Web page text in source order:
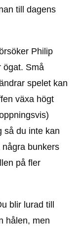
till dagens
Philip
ögat. Små
spelet kan
växa högt
så du inte kan
bunkers
på fler
blir lurad till
hålen, men